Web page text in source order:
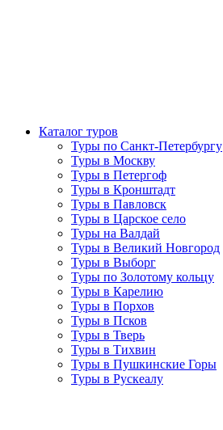
Каталог туров
Туры по Санкт-Петербургу
Туры в Москву
Туры в Петергоф
Туры в Кронштадт
Туры в Павловск
Туры в Царское село
Туры на Валдай
Туры в Великий Новгород
Туры в Выборг
Туры по Золотому кольцу
Туры в Карелию
Туры в Порхов
Туры в Псков
Туры в Тверь
Туры в Тихвин
Туры в Пушкинские Горы
Туры в Рускеалу